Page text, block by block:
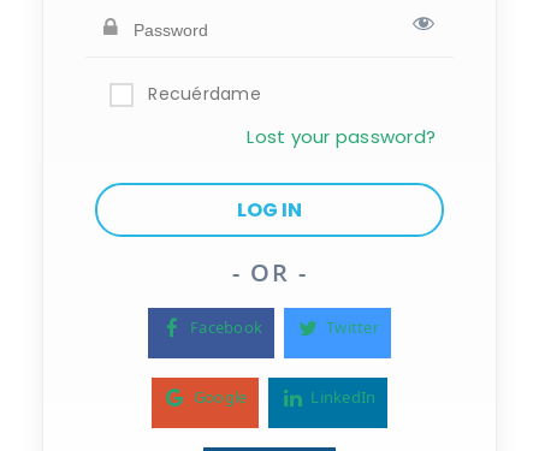
Recuérdame
Lost your password?
- OR -
Facebook Twitter
Google LinkedIn